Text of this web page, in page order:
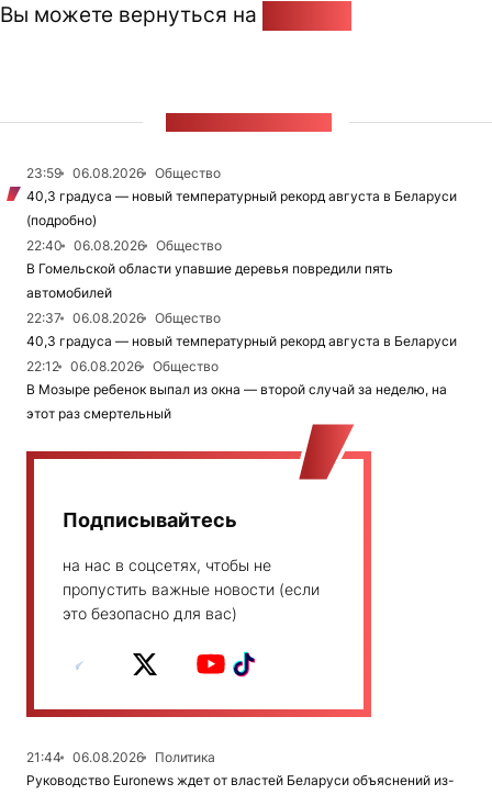
Вы можете вернуться на
23:59 06.08.2026
Общество
40,3 градуса — новый температурный рекорд августа в Беларуси
(подробно)
22:40
06.08.2026
Общество
В Гомельской области упавшие деревья повредили пять
автомобилей
22:37
06.08.2026
Общество
40,3 градуса — новый температурный рекорд августа в Беларуси
22:12
06.08.2026
Общество
В Мозыре ребенок выпал из окна — второй случай за неделю, на
этот раз смертельный
Подписывайтесь
на нас в соцсетях, чтобы не
пропустить важные новости (если
это безопасно для вас)
21:44 06.08.2026
Политика
Руководство Euronews ждет от властей Беларуси объяснений из-